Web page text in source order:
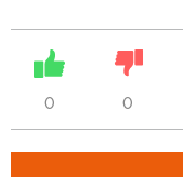
0 0